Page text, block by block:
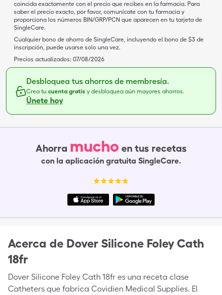
coincida exactamente con el precio que recibes en la farmacia. Para
saber el precio exacto, por favor, comunícate con tu farmacia y
proporciona los números BIN/GRP/PCN que aparecen en tu tarjeta de
SingleCare.
Cualquier bono de ahorro de SingleCare, incluyendo el bono de $3 de
inscripción, puede usarse solo una vez.
Precios actualizados: 07/08/2026
Desbloquea tus ahorros de membresía.
Crea tu cuenta gratis y desbloquea aún mayores ahorros.
Únete hoy
Ahorra mucho en tus recetas
con la aplicación gratuita SingleCare.
Acerca de Dover Silicone Foley Cath
18fr
Dover Silicone Foley Cath 18fr es una receta clase
Catheters que fabrica Covidien Medical Supplies. El